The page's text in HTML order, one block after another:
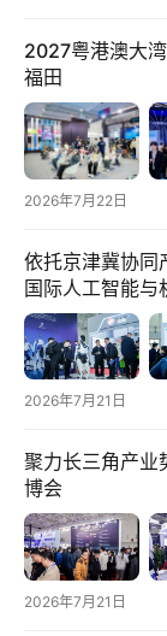
2027粤港澳大
福田
2026年7月22日
依托京津冀协同
国际人工智能与
2026年7月21日
聚力长三角产业
博会
2026年7月21日